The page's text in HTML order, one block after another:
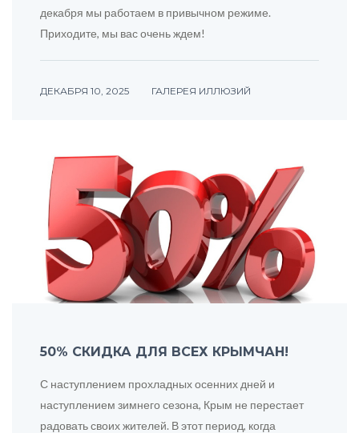
декабря мы работаем в привычном режиме.
Приходите, мы вас очень ждем!
ДЕКАБРЯ 10, 2025 ГАЛЕРЕЯ ИЛЛЮЗИЙ
50% СКИДКА ДЛЯ ВСЕХ КРЫМЧАН!
С наступлением прохладных осенних дней и
наступлением зимнего сезона, Крым не перестает
радовать своих жителей. В этот период, когда